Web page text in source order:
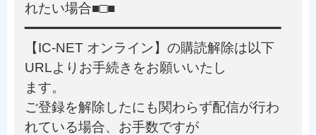
れたい場合■□■
━━━━━━━━━━━━━━━━━━━━━━━━━━━━━━━━━
【IC-NET オンライン】の購読解除は以下
URLよりお手続きをお願いいたし
ます。
ご登録を解除したにも関わらず配信が行わ
れている場合、お手数ですが